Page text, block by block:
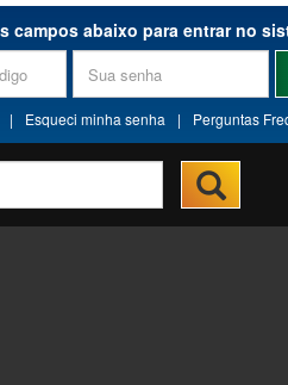
campos abaixo para entrar no
| Esqueci minha senha | Perguntas